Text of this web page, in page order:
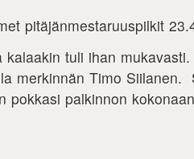
pitäjänmestaruuspilkit
kalaakin tuli ihan
merkinnän Timo Siilanen.
pokkasi palkinnon